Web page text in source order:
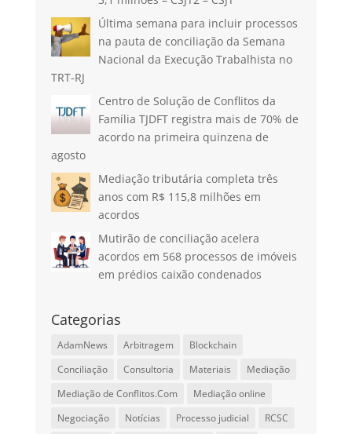
Última semana para incluir processos
na pauta de conciliação da Semana
Nacional da Execução Trabalhista no
TRT-RJ
Centro de Solução de Conflitos da
Família TJDFT registra mais de 70% de
acordo na primeira quinzena de
agosto
Mediação tributária completa três
anos com R$ 115,8 milhões em
acordos
Mutirão de conciliação acelera
acordos em 568 processos de imóveis
em prédios caixão condenados
Categorias
AdamNews Arbitragem
Blockchain
Conciliação
Consultoria Materiais
Mediação
Mediação de Conflitos.Com
Mediação online
Negociação
Notícias Processo judicial
RCSC